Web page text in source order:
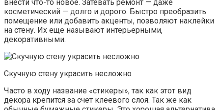
внести что-то новое. Затевать ремонт — даже
косметический — долго и дорого. Быстро преобразить
помещение или добавить акценты, позволяют наклейки
на стену. Их еще называют интерьерными,
декоративными.
Скучную стену украсить несложно
Часто в ходу название «стикеры», так как этот вид
декора крепится за счет клеевого слоя. Так же как